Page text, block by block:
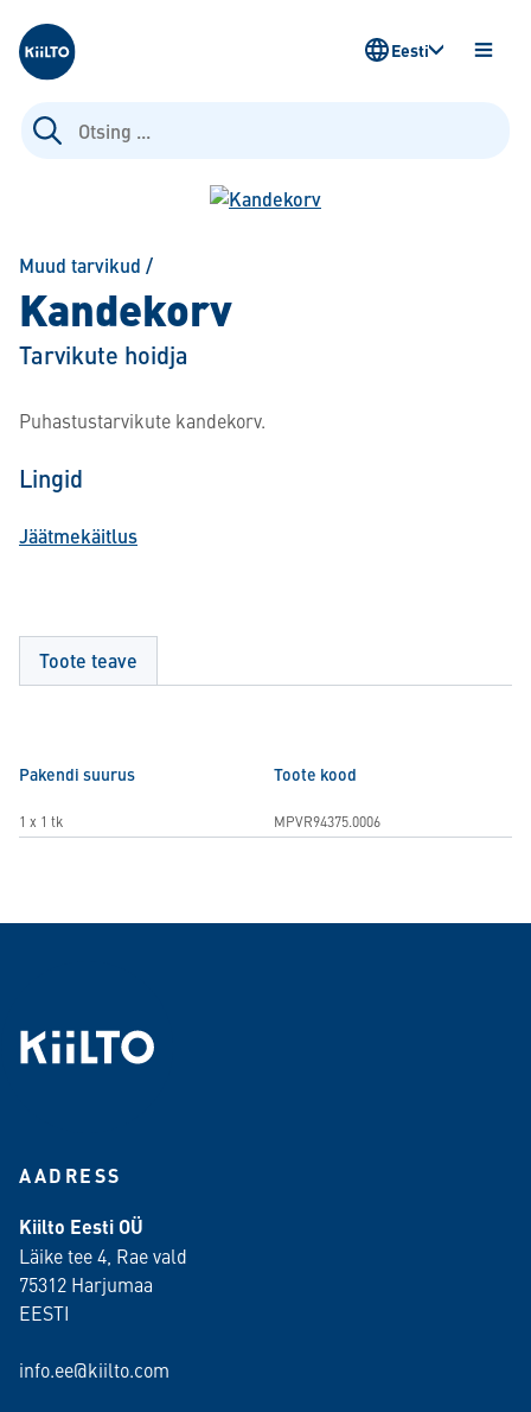
Kiilto Estonia
Otsi:
AVA
Eesti
Muud tarvikud /
Kandekorv
Tarvikute hoidja
Puhastustarvikute kandekorv.
Lingid
Jäätmekäitlus
Toote teave
Pakendi suurus Toote kood
1 x 1 tk MPVR94375.0006
AADRESS
Kiilto Eesti OÜ
Läike tee 4, Rae vald
75312 Harjumaa
EESTI
info.ee@kiilto.com